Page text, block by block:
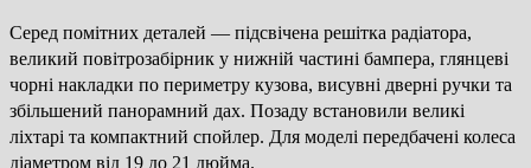
Серед помітних деталей — підсвічена решітка радіатора,
великий повітрозабірник у нижній частині бампера, глянцеві
чорні накладки по периметру кузова, висувні дверні ручки та
збільшений панорамний дах. Позаду встановили великі
ліхтарі та компактний спойлер. Для моделі передбачені колеса
діаметром від 19 до 21 дюйма.